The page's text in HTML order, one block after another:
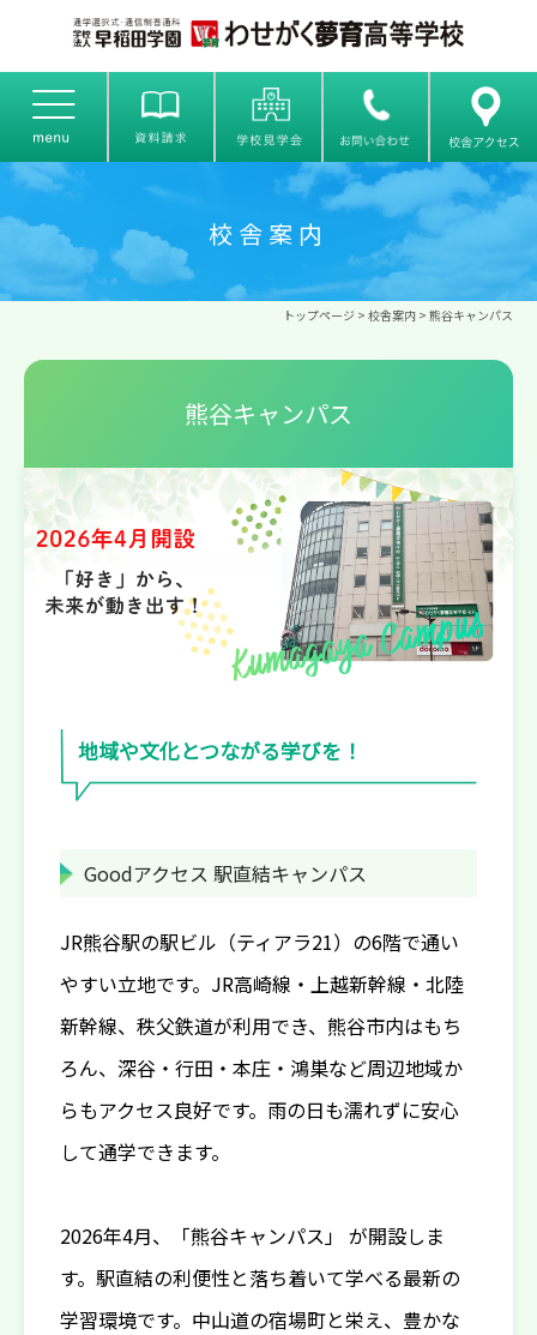
校舎案内
トップページ > 校舎案内 > 熊谷キャンパス
熊谷キャンパス
地域や文化とつながる学びを！
Goodアクセス 駅直結キャンパス
JR熊谷駅の駅ビル（ティアラ21）の6階で通い
やすい立地です。JR高崎線・上越新幹線・北陸
新幹線、秩父鉄道が利用でき、熊谷市内はもち
ろん、深谷・行田・本庄・鴻巣など周辺地域か
らもアクセス良好です。雨の日も濡れずに安心
して通学できます。
2026年4月、「熊谷キャンパス」 が開設しま
す。駅直結の利便性と落ち着いて学べる最新の
学習環境です。中山道の宿場町と栄え、豊かな